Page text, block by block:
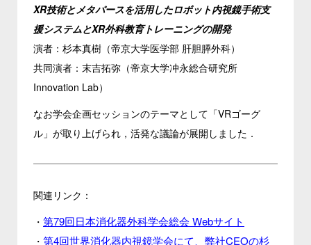
XR技術とメタバースを活用したロボット内視鏡手術支
援システムとXR外科教育トレーニングの開発
演者：杉本真樹（帝京大学医学部 肝胆膵外科）
共同演者：末吉拓弥（帝京大学冲永総合研究所
Innovation Lab）
なお学会企画セッションのテーマとして「VRゴーグ
ル」が取り上げられ，活発な議論が展開しました．
関連リンク：
・ 第79回日本消化器外科学会総会 Webサイト
・ 第4回世界消化器内視鏡学会にて、弊社CEOの杉